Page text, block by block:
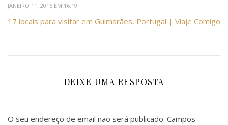
JANEIRO 11, 2016 EM 16:19
17 locais para visitar em Guimarães, Portugal | Viaje Comigo
DEIXE UMA RESPOSTA
O seu endereço de email não será publicado. Campos